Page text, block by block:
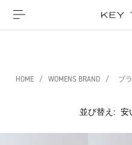
HOME / WOMENS BRAND / ブ
並び替え: